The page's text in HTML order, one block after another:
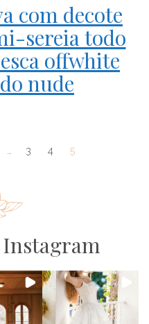
com decote
sereia todo
offwhite
nude
3 4 5